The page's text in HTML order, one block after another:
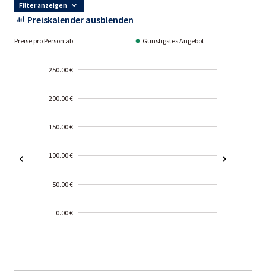
Filter anzeigen
Preiskalender ausblenden
Preise pro Person ab Günstigstes Angebot
250.00 €
200.00 €
150.00 €
100.00 €
50.00 €
0.00 €
01-02